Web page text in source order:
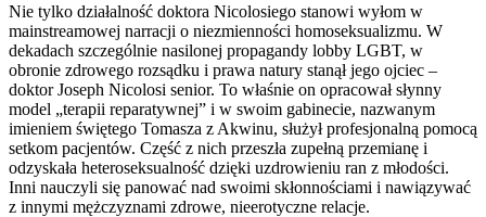
Nie tylko działalność doktora Nicolosiego stanowi wyłom w
mainstreamowej narracji o niezmienności homoseksualizmu. W
dekadach szczególnie nasilonej propagandy lobby LGBT, w
obronie zdrowego rozsądku i prawa natury stanął jego ojciec –
doktor Joseph Nicolosi senior. To właśnie on opracował słynny
model „terapii reparatywnej” i w swoim gabinecie, nazwanym
imieniem świętego Tomasza z Akwinu, służył profesjonalną pomocą
setkom pacjentów. Część z nich przeszła zupełną przemianę i
odzyskała heteroseksualność dzięki uzdrowieniu ran z młodości.
Inni nauczyli się panować nad swoimi skłonnościami i nawiązywać
z innymi mężczyznami zdrowe, nieerotyczne relacje.